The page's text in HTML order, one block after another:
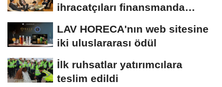
ihracatçıları finansmanda
LAV HORECA'nın web sitesine
iki uluslararası ödül
İlk ruhsatlar yatırımcılara
teslim edildi